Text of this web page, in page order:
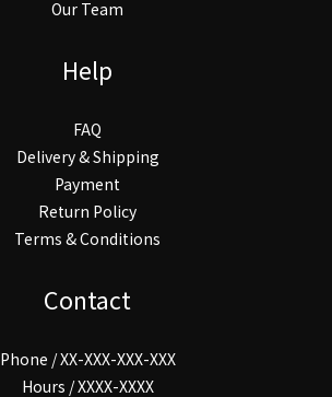
Our Team
Help
FAQ
Delivery & Shipping
Payment
Return Policy
Terms & Conditions
Contact
Phone / XX-XXX-XXX-XXX
Hours / XXXX-XXXX